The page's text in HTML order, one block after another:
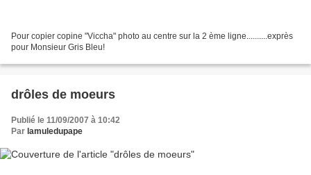
Pour copier copine "Viccha" photo au centre sur la 2 ème ligne..........exprès
pour Monsieur Gris Bleu!
drôles de moeurs
Publié le 11/09/2007 à 10:42
Par lamuledupape